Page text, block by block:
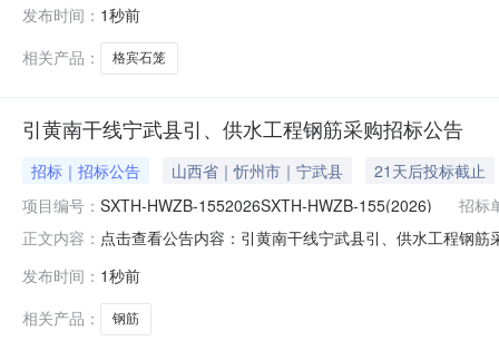
发布时间： 1秒前
相关产品：
格宾石笼
引黄南干线宁武县引、供水工程钢筋采购招标公告
招标｜招标公告 山西省｜忻州市｜宁武县
21天后投标截止
项目编号： SXTH-HWZB-1552026SXTH-HWZB-155(2026)
招标
正文内容： 点击查看公告内容：引黄南干线宁武县引、供水工程钢筋
发布时间： 1秒前
相关产品：
钢筋